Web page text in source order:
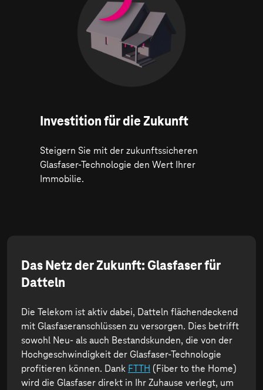
Investition für die Zukunft
Steigern Sie mit der zukunftssicheren
Glasfaser-Technologie den Wert Ihrer
Immobilie.
Das Netz der Zukunft: Glasfaser für
Datteln
Die Telekom ist aktiv dabei, Datteln flächendeckend
mit Glasfaseranschlüssen zu versorgen. Dies betrifft
sowohl Neu- als auch Bestandskunden, die von der
Hochgeschwindigkeit der Glasfaser-Technologie
profitieren können. Dank FTTH (Fiber to the Home)
wird die Glasfaser direkt in Ihr Zuhause verlegt, um